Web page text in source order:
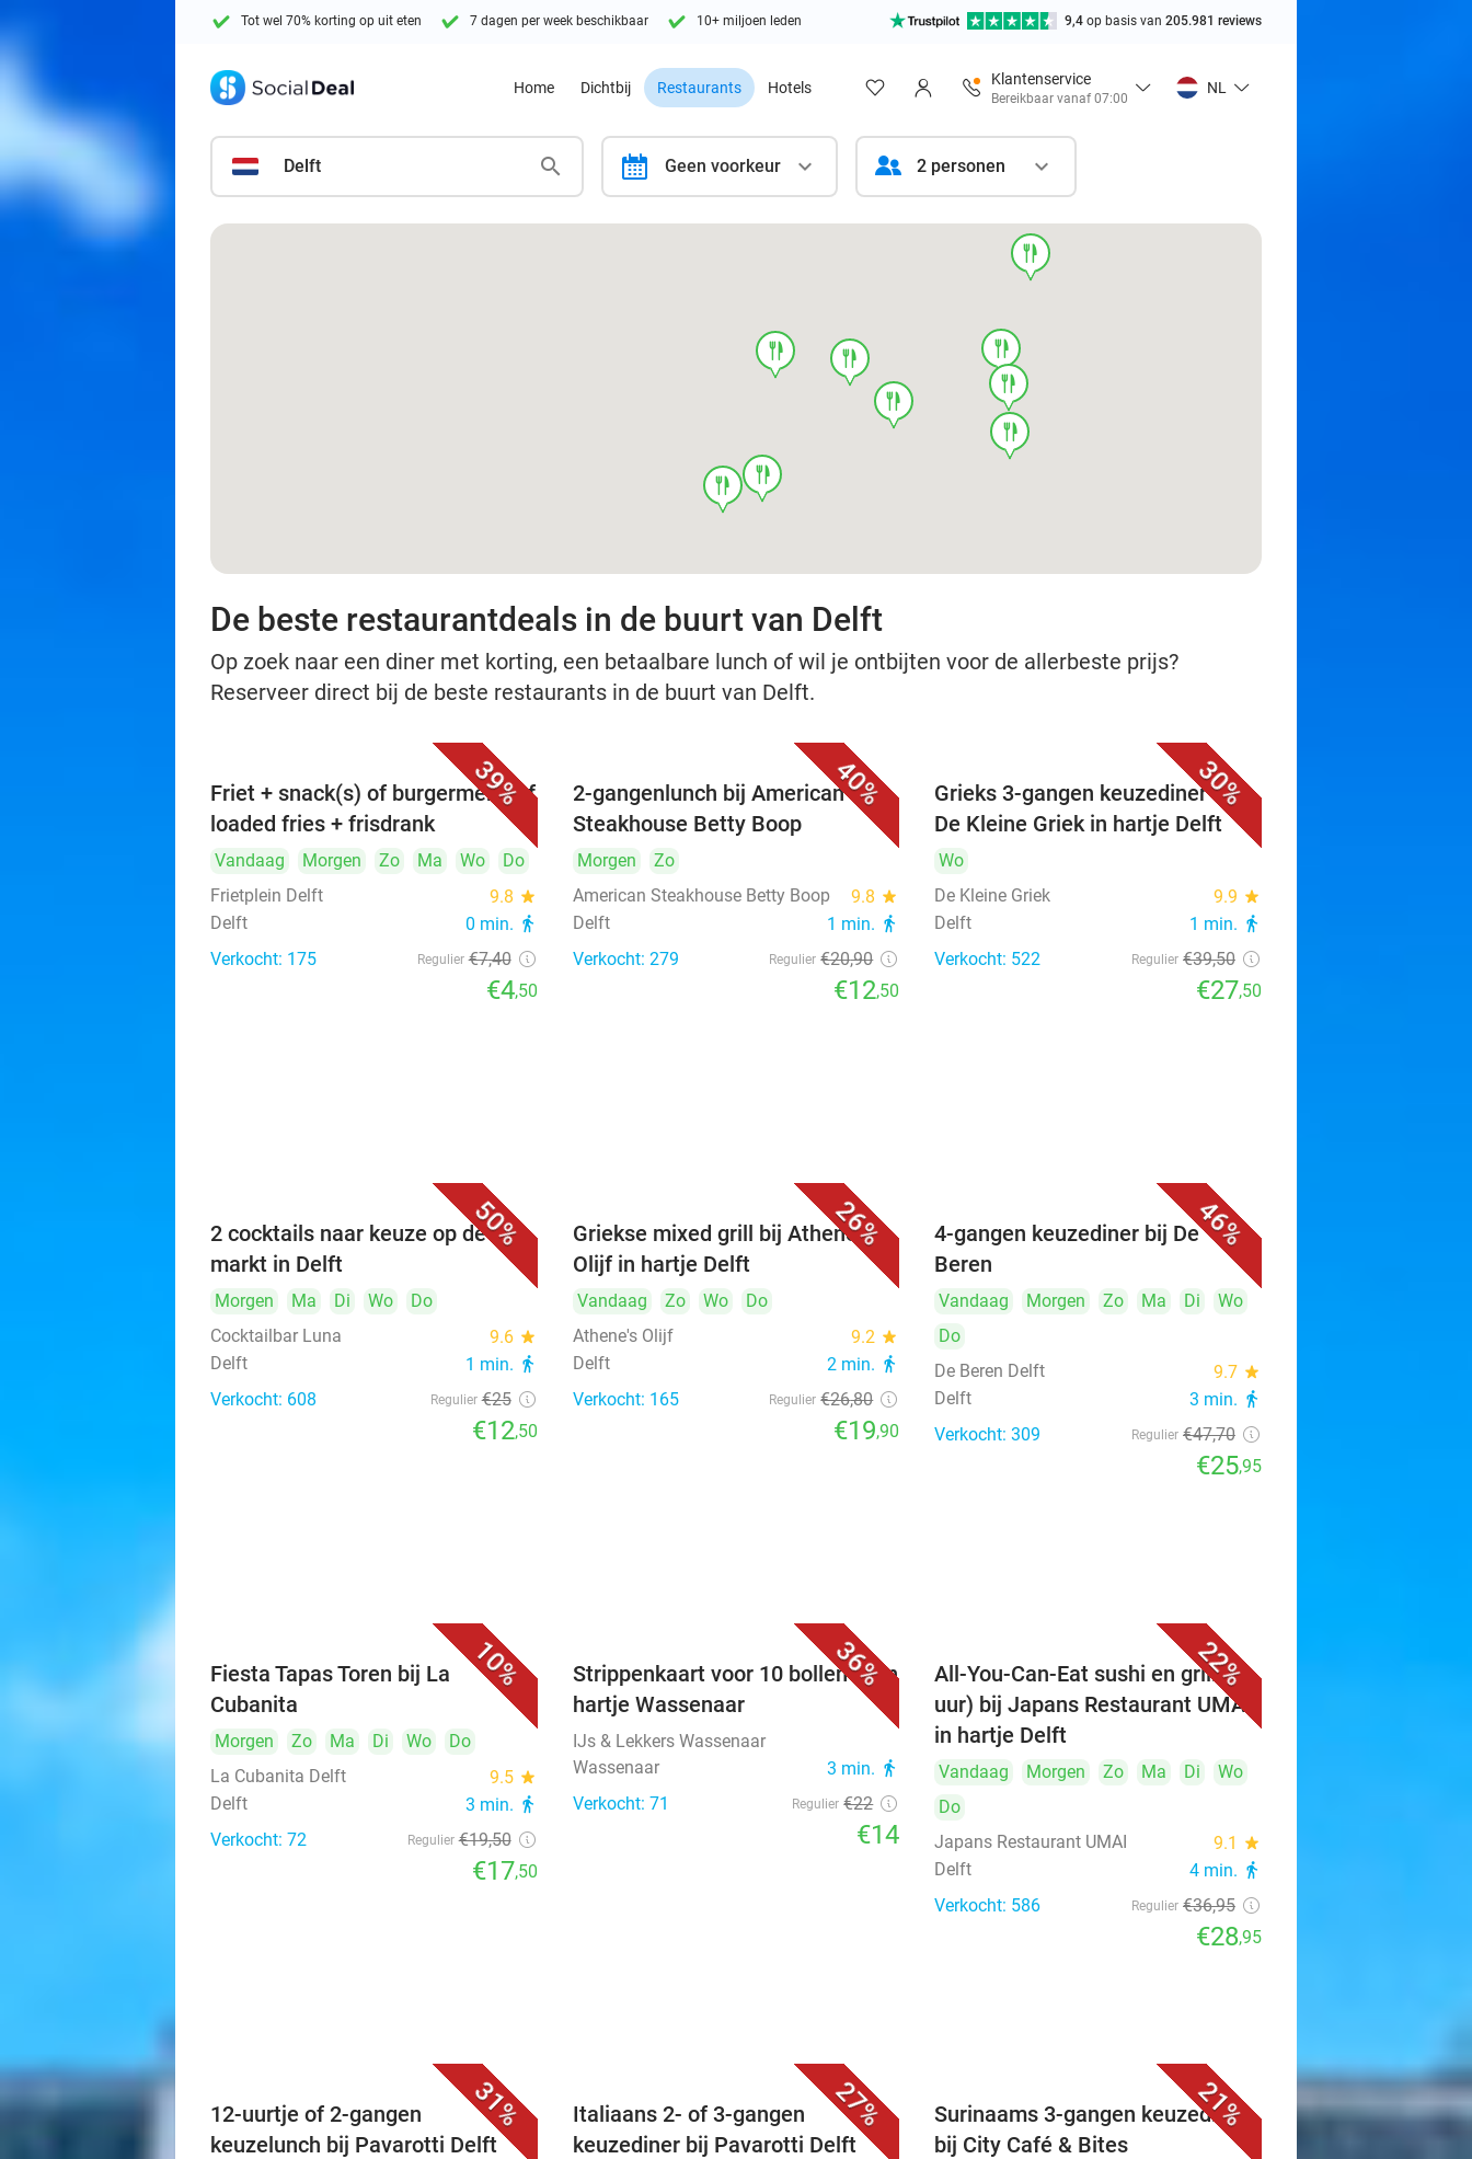
Tot wel 70% korting op uit eten 7 dagen per week beschikbaar 10+ miljoen leden 9,4 op basis van 205.981 reviews
Home Dichtbij Restaurants Hotels
Klantenservice
Bereikbaar vanaf 07:00
NL
Delft calendar Geen voorkeur 2 personen
food
food
food
food
food
food
food
food
food
De beste restaurantdeals in de buurt van Delft
Op zoek naar een diner met korting, een betaalbare lunch of wil je ontbijten voor de allerbeste prijs?
Reserveer direct bij de beste restaurants in de buurt van Delft.
39%
Friet + snack(s) of burgermenu of
loaded fries + frisdrank
Vandaag Morgen Zo Ma Wo
Do
Frietplein Delft
9.8 star
Delft 0 min. directions_walk
Verkocht: 175 Regulier €7,40
€4,50
40%
2-gangenlunch bij American
Steakhouse Betty Boop
Morgen
Zo
American Steakhouse Betty Boop
9.8 star
Delft 1 min. directions_walk
Verkocht: 279 Regulier €20,90
€12,50
30%
Grieks 3-gangen keuzediner bij
De Kleine Griek in hartje Delft
Wo
De Kleine Griek
9.9 star
Delft 1 min. directions_walk
Verkocht: 522 Regulier €39,50
€27,50
50%
2 cocktails naar keuze op de
markt in Delft
Morgen Ma Di Wo
Do
Cocktailbar Luna
9.6 star
Delft 1 min. directions_walk
Verkocht: 608 Regulier €25
€12,50
26%
Griekse mixed grill bij Athene's
Olijf in hartje Delft
Vandaag Zo Wo
Do
Athene's Olijf
9.2 star
Delft 2 min. directions_walk
Verkocht: 165 Regulier €26,80
€19,90
46%
4-gangen keuzediner bij De
Beren
Vandaag Morgen Zo Ma Di
Wo
Do
De Beren Delft
9.7 star
Delft 3 min. directions_walk
Verkocht: 309 Regulier €47,70
€25,95
10%
Fiesta Tapas Toren bij La
Cubanita
Morgen Zo Ma Di Wo
Do
La Cubanita Delft
9.5 star
Delft 3 min. directions_walk
Verkocht: 72 Regulier €19,50
€17,50
36%
Strippenkaart voor 10 bollen ijs in
hartje Wassenaar
IJs & Lekkers Wassenaar
Wassenaar
3 min. directions_walk
Verkocht: 71 Regulier €22
€14
22%
All-You-Can-Eat sushi en grill (3
uur) bij Japans Restaurant UMAI
in hartje Delft
Vandaag Morgen Zo Ma Di
Wo
Do
Japans Restaurant UMAI
9.1 star
Delft 4 min. directions_walk
Verkocht: 586 Regulier €36,95
€28,95
31%
12-uurtje of 2-gangen
keuzelunch bij Pavarotti Delft
27%
Italiaans 2- of 3-gangen
keuzediner bij Pavarotti Delft
21%
Surinaams 3-gangen keuzediner
bij City Café & Bites